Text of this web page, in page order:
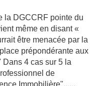
la DGCCRF pointe du
même en disant «
être menacée par la
prépondérante aux
Dans 4 cas sur 5 la
de
Immobilière"......